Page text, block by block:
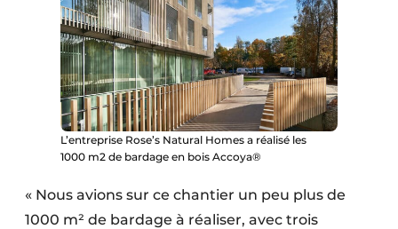
L’entreprise Rose’s Natural Homes a réalisé les
1000 m2 de bardage en bois Accoya®
« Nous avions sur ce chantier un peu plus de
1000 m² de bardage à réaliser, avec trois